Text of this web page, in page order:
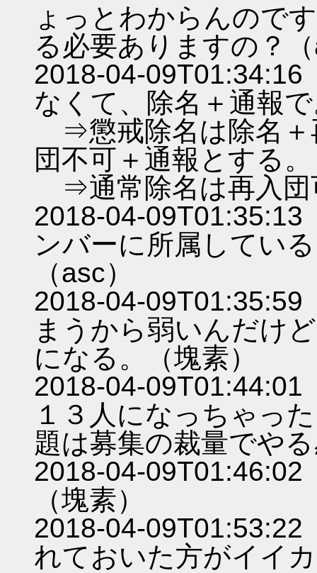
ょっとわからんので
る必要ありますの？
2018-04-
なくて、除名＋通報
⇒懲戒除名は除名＋
団不可＋通報とする。
⇒通常除名は再入団
2018-04-
ンバーに所属してい
（asc）
2018-04-
まうから弱いんだけ
になる。（塊素）
2018-04-
１３人になっちゃっ
題は募集の裁量でや
2018-04-
（塊素）
2018-04-
れておいた方がイイ